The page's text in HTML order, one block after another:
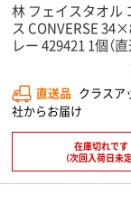
林 フェイスタオル
ス CONVERSE
レー 429421 1個（直
直送品 クラスア
社からお届け
在庫切れです
（次回入荷日未定